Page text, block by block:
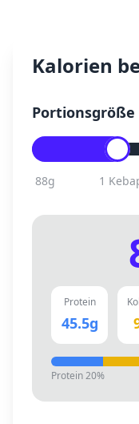
Kalorien
Portionsgröße
88g 1
Protein
45.5g
Protein20%